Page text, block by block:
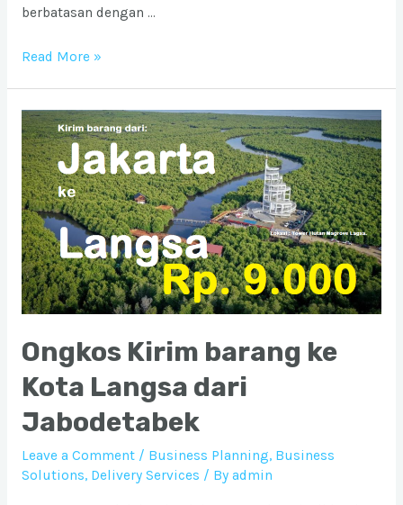
berbatasan dengan …
Ongkos
ke
Kota
Lhokseumawe
dari
Jabodetabek
Read More »
Ongkos Kirim barang ke
Kota Langsa dari
Jabodetabek
Leave a Comment / Business Planning, Business
Solutions, Delivery Services / By admin